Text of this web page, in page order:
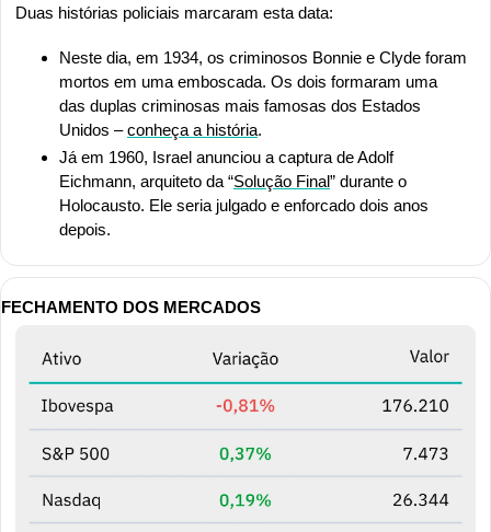
Duas histórias policiais marcaram esta data:
Neste dia, em 1934, os criminosos Bonnie e Clyde foram
mortos em uma emboscada. Os dois formaram uma
das duplas criminosas mais famosas dos Estados
Unidos – conheça a história.
Já em 1960, Israel anunciou a captura de Adolf
Eichmann, arquiteto da “Solução Final” durante o
Holocausto. Ele seria julgado e enforcado dois anos
depois.
FECHAMENTO DOS MERCADOS